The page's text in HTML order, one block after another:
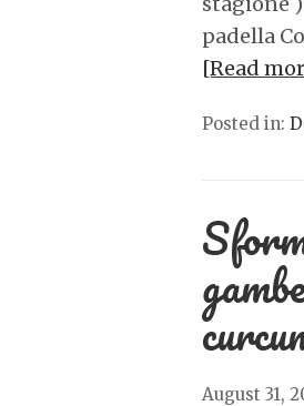
padella
[Read
Posted in:
August 31,